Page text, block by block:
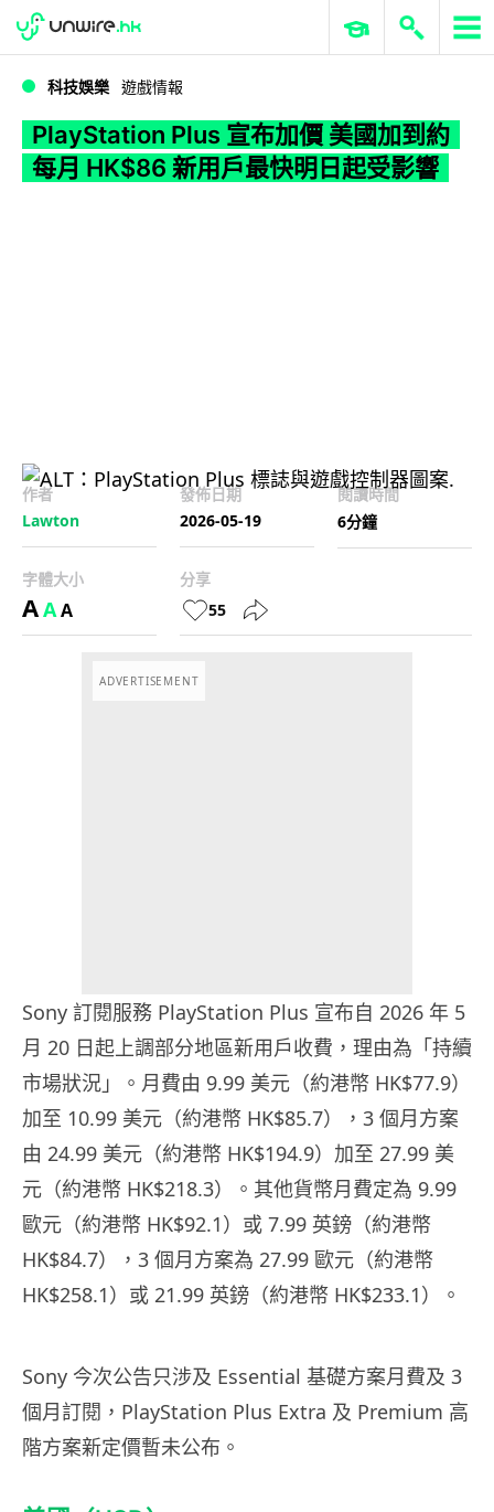
WWDC 2026 ERP 與商業 AI
科技娛樂 遊戲情報
PlayStation Plus 宣布加價 美國加到約
每月 HK$86 新用戶最快明日起受影響
作者
Lawton
發佈日期
2026-05-19
閱讀時間
6分鐘
字體大小
AAA
分享
55
ADVERTISEMENT
Sony 訂閱服務 PlayStation Plus 宣布自 2026 年 5
月 20 日起上調部分地區新用戶收費，理由為「持續
市場狀況」。月費由 9.99 美元（約港幣 HK$77.9）
加至 10.99 美元（約港幣 HK$85.7），3 個月方案
由 24.99 美元（約港幣 HK$194.9）加至 27.99 美
元（約港幣 HK$218.3）。其他貨幣月費定為 9.99
歐元（約港幣 HK$92.1）或 7.99 英鎊（約港幣
HK$84.7），3 個月方案為 27.99 歐元（約港幣
HK$258.1）或 21.99 英鎊（約港幣 HK$233.1）。
Sony 今次公告只涉及 Essential 基礎方案月費及 3
個月訂閱，PlayStation Plus Extra 及 Premium 高
階方案新定價暫未公布。